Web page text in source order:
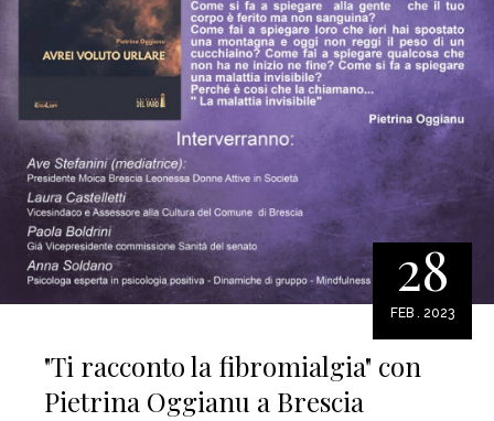
28
FEB . 2023
"Ti racconto la fibromialgia" con
Pietrina Oggianu a Brescia